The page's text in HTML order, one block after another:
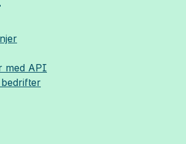
med API